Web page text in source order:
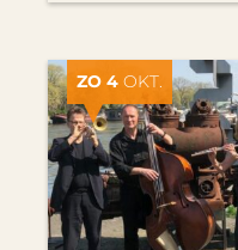
ZO 4 OKT.